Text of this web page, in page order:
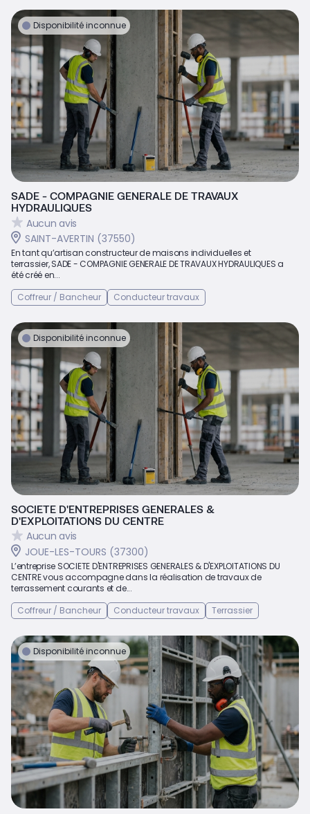
Disponibilité inconnue
SADE - COMPAGNIE GENERALE DE TRAVAUX
HYDRAULIQUES
Aucun avis
SAINT-AVERTIN (37550)
En tant qu’artisan constructeur de maisons individuelles et
terrassier, SADE - COMPAGNIE GENERALE DE TRAVAUX HYDRAULIQUES a
été créé en...
Coffreur / Bancheur
Conducteur travaux
Disponibilité inconnue
SOCIETE D'ENTREPRISES GENERALES &
D'EXPLOITATIONS DU CENTRE
Aucun avis
JOUE-LES-TOURS (37300)
L’entreprise SOCIETE D'ENTREPRISES GENERALES & D'EXPLOITATIONS DU
CENTRE vous accompagne dans la réalisation de travaux de
terrassement courants et de...
Coffreur / Bancheur
Conducteur travaux Terrassier
Disponibilité inconnue